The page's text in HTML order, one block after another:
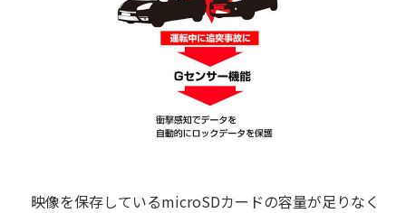
映像を保存しているmicroSDカードの容量が足りなく